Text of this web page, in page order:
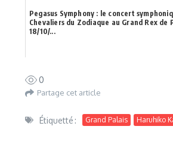
Pegasus Symphony : le concert
Chevaliers du Zodiaque au Grand Rex de
18/10/...
0
Partage cet article
Étiquetté : Grand Palais Haruhiko